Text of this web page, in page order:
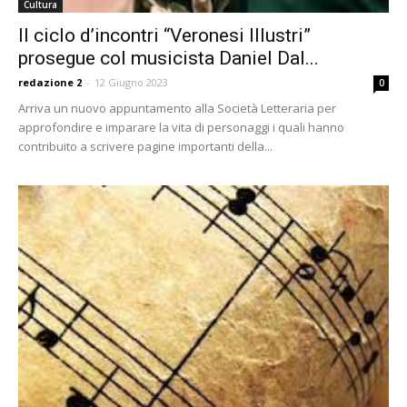
Cultura
Il ciclo d’incontri “Veronesi Illustri”
prosegue col musicista Daniel Dal...
redazione 2 - 12 Giugno 2023 0
Arriva un nuovo appuntamento alla Società Letteraria per
approfondire e imparare la vita di personaggi i quali hanno
contribuito a scrivere pagine importanti della...